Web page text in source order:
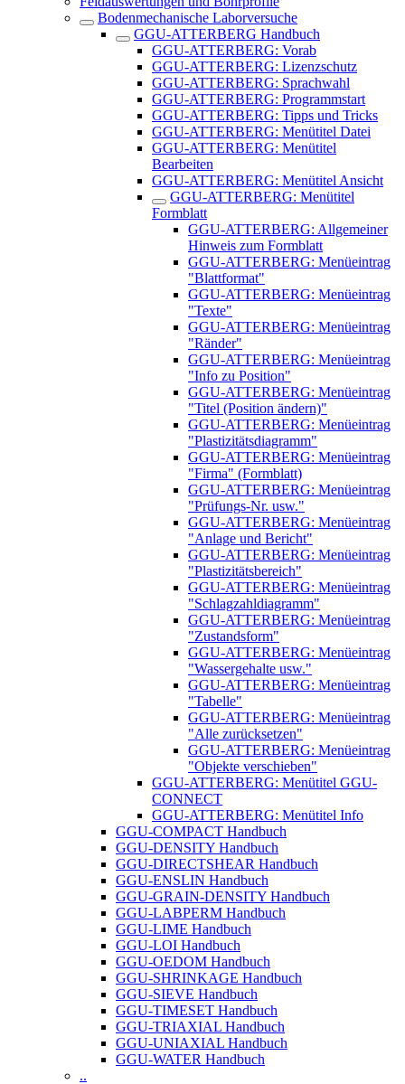
Bodenmechanische Laborversuche
GGU-ATTERBERG Handbuch
GGU-ATTERBERG: Vorab
GGU-ATTERBERG: Lizenzschutz
GGU-ATTERBERG: Sprachwahl
GGU-ATTERBERG: Programmstart
GGU-ATTERBERG: Tipps und Tricks
GGU-ATTERBERG: Menütitel Datei
GGU-ATTERBERG: Menütitel
Bearbeiten
GGU-ATTERBERG: Menütitel Ansicht
GGU-ATTERBERG: Menütitel
Formblatt
GGU-ATTERBERG: Allgemeiner
Hinweis zum Formblatt
GGU-ATTERBERG: Menüeintrag
"Blattformat"
GGU-ATTERBERG: Menüeintrag
"Texte"
GGU-ATTERBERG: Menüeintrag
"Ränder"
GGU-ATTERBERG: Menüeintrag
"Info zu Position"
GGU-ATTERBERG: Menüeintrag
"Titel (Position ändern)"
GGU-ATTERBERG: Menüeintrag
"Plastizitätsdiagramm"
GGU-ATTERBERG: Menüeintrag
"Firma" (Formblatt)
GGU-ATTERBERG: Menüeintrag
"Prüfungs-Nr. usw."
GGU-ATTERBERG: Menüeintrag
"Anlage und Bericht"
GGU-ATTERBERG: Menüeintrag
"Plastizitätsbereich"
GGU-ATTERBERG: Menüeintrag
"Schlagzahldiagramm"
GGU-ATTERBERG: Menüeintrag
"Zustandsform"
GGU-ATTERBERG: Menüeintrag
"Wassergehalte usw."
GGU-ATTERBERG: Menüeintrag
"Tabelle"
GGU-ATTERBERG: Menüeintrag
"Alle zurücksetzen"
GGU-ATTERBERG: Menüeintrag
"Objekte verschieben"
GGU-ATTERBERG: Menütitel GGU-
CONNECT
GGU-ATTERBERG: Menütitel Info
GGU-COMPACT Handbuch
GGU-DENSITY Handbuch
GGU-DIRECTSHEAR Handbuch
GGU-ENSLIN Handbuch
GGU-GRAIN-DENSITY Handbuch
GGU-LABPERM Handbuch
GGU-LIME Handbuch
GGU-LOI Handbuch
GGU-OEDOM Handbuch
GGU-SHRINKAGE Handbuch
GGU-SIEVE Handbuch
GGU-TIMESET Handbuch
GGU-TRIAXIAL Handbuch
GGU-UNIAXIAL Handbuch
GGU-WATER Handbuch
..